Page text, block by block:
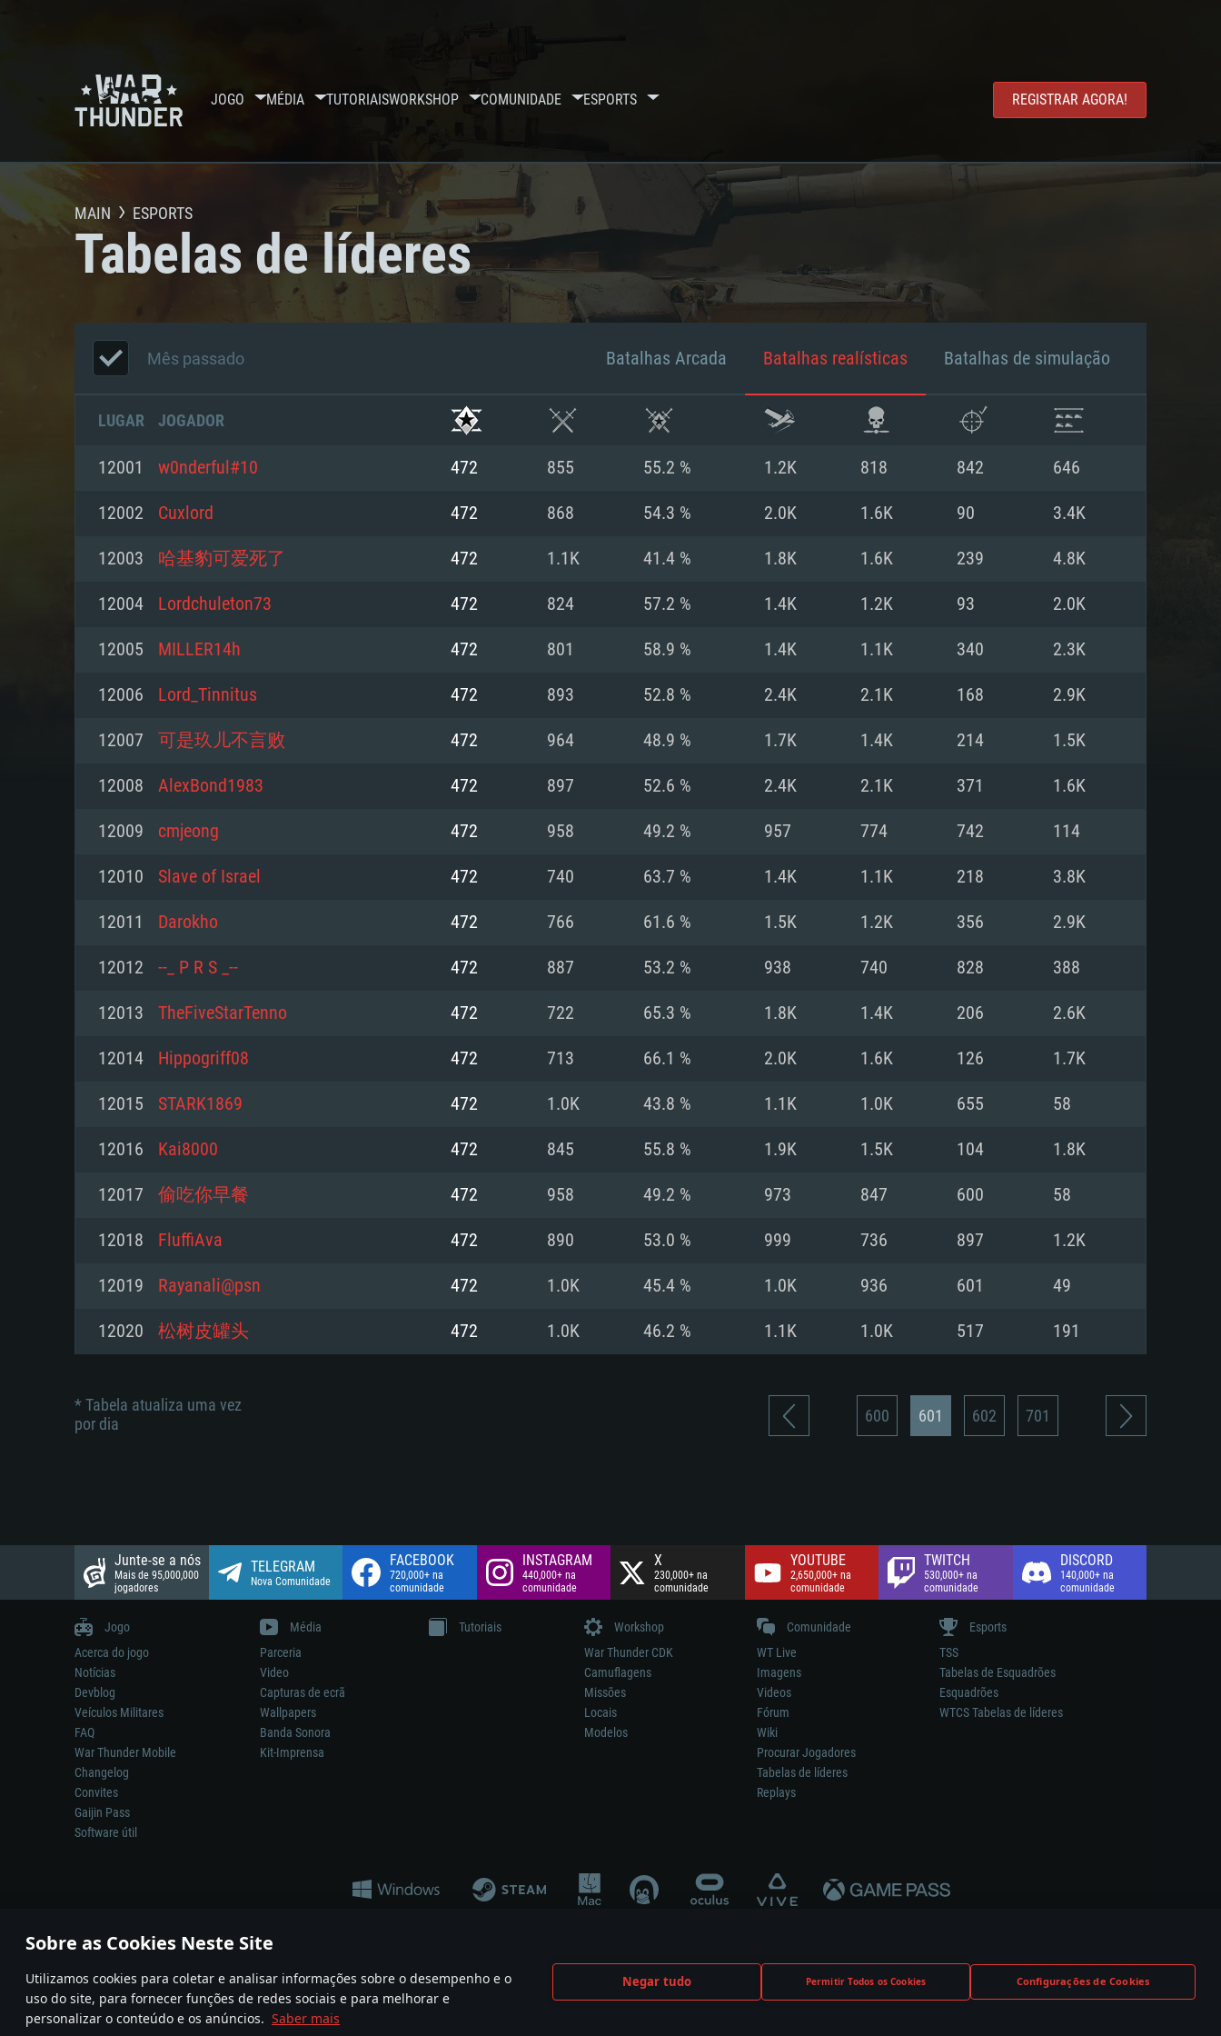
Sobre as Cookies Neste Site
Utilizamos cookies para coletar e analisar informações sobre o desempenho e o
uso do site, para fornecer funções de redes sociais e para melhorar e
personalizar o conteúdo e os anúncios. Saber mais
Negar tudo Permitir Todos os Cookies Configurações de Cookies
JOGO MÉDIA TUTORIAISWORKSHOP COMUNIDADE ESPORTS REGISTRAR AGORA!
REQUERIMENTOS DE SISTEMA
Mínimo
77XX / NVIDIA GeForce GTX 660. Resolução
mínima suportada: 720p
Network: Internet de banda larga.
Disco: 23,1 GB
Recomendado
superior
Memória: 16 GB ou mais
Placa Gráfica: Placa com DirectX 11 ou superior;
Nvidia GeForce 1060 ou superior, Radeon RX 570
Mínimo
mais recente
Processador: Core i5 2.2GHz mínimo (Intel Xeon
não suportado)
Memória: 6 GB
Placa Gráfica: Intel Iris Pro 5200 (Mac),
mínima suportada: 720p com suporte Metal.
Network: Internet de banda larga.
Disco: 21,5 GB
Recomendado
mais recente
Processador: Core i7 (Intel Xeon não suportado)
Memória: 8 GB
Placa Gráfica: Radeon Vega II ou superior com
suporte Metal.
Network: Internet de banda larga.
Disco: 60,2 GB
Mínimo
do Linux de 64bit
Processador: Dual-Core 2.4 GHz
Memória: 4 GB
Placa Gráfica: NVIDIA 660 com os drivers mais
recentes (não mais de 6 meses) / equivalentes
Vulkan (não mais de 6 meses); Resolução mínima
suportada: 720p.
Network: Internet de banda larga.
Disco: 21,5 GB
Recomendado
recentes (não mais de 6 meses) / equivalentes
AMD (Radeon RX 570) com os drivers mais
Vulkan.
Network: Internet de banda larga.
Disco: 60,2 GB
MAIN ESPORTS
Tabelas de líderes
Mês passado Batalhas Arcada Batalhas realísticas Batalhas de simulação
LUGAR JOGADOR
12001 w0nderful#10 472 855 55.2 % 1.2K 818 842 646
12002 Cuxlord 472 868 54.3 % 2.0K 1.6K 90 3.4K
12003 哈基豹可爱死了 472 1.1K 41.4 % 1.8K 1.6K 239 4.8K
12004 Lordchuleton73 472 824 57.2 % 1.4K 1.2K 93 2.0K
12005 MILLER14h 472 801 58.9 % 1.4K 1.1K 340 2.3K
12006 Lord_Tinnitus 472 893 52.8 % 2.4K 2.1K 168 2.9K
12007 可是玖儿不言败 472 964 48.9 % 1.7K 1.4K 214 1.5K
12008 AlexBond1983 472 897 52.6 % 2.4K 2.1K 371 1.6K
12009 cmjeong 472 958 49.2 % 957 774 742 114
12010 Slave of Israel 472 740 63.7 % 1.4K 1.1K 218 3.8K
12011 Darokho 472 766 61.6 % 1.5K 1.2K 356 2.9K
12012 --_ P R S _-- 472 887 53.2 % 938 740 828 388
12013 TheFiveStarTenno 472 722 65.3 % 1.8K 1.4K 206 2.6K
12014 Hippogriff08 472 713 66.1 % 2.0K 1.6K 126 1.7K
12015 STARK1869 472 1.0K 43.8 % 1.1K 1.0K 655 58
12016 Kai8000 472 845 55.8 % 1.9K 1.5K 104 1.8K
12017 偷吃你早餐 472 958 49.2 % 973 847 600 58
12018 FluffiAva 472 890 53.0 % 999 736 897 1.2K
12019 Rayanali@psn 472 1.0K 45.4 % 1.0K 936 601 49
12020 松树皮罐头 472 1.0K 46.2 % 1.1K 1.0K 517 191
* Tabela atualiza uma vez
por dia
600 601 602 701
Junte-se a nós
Mais de 95,000,000
jogadores
TELEGRAM
Nova Comunidade
FACEBOOK
720,000+ na
comunidade
INSTAGRAM
440,000+ na
comunidade
X
230,000+ na
comunidade
YOUTUBE
2,650,000+ na
comunidade
TWITCH
530,000+ na
comunidade
DISCORD
140,000+ na
comunidade
Jogo
Acerca do jogo
Notícias
Devblog
Veículos Militares
FAQ
War Thunder Mobile
Changelog
Convites
Gaijin Pass
Software útil
Média
Parceria
Video
Capturas de ecrã
Wallpapers
Banda Sonora
Kit-Imprensa
Tutoriais
Workshop
War Thunder CDK
Camuflagens
Missões
Locais
Modelos
Comunidade
WT Live
Imagens
Videos
Fórum
Wiki
Procurar Jogadores
Tabelas de líderes
Replays
Esports
TSS
Tabelas de Esquadrões
Esquadrões
WTCS Tabelas de líderes
A reprodução de qualquer sistema de armas ou veículo neste jogo não significa participação no desenvolvimento, patrocínio ou aval do respetivo construtor.
© 2011—2026 Gaijin Games Kft. All trademarks, logos and brand names are the property of their respective owners.
Termos e condições Termos de Serviço